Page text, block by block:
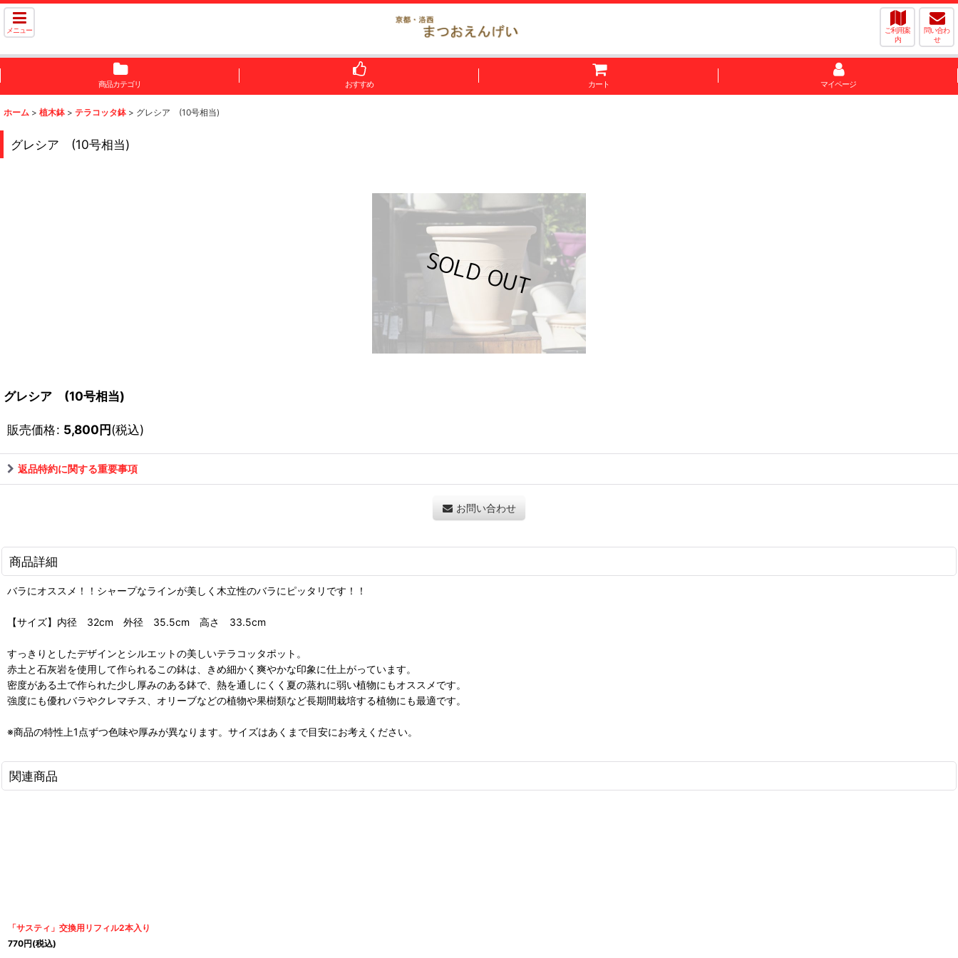
メニュー
ご利用案
内
問い合わ
せ
商品カテゴリ おすすめ カート マイページ
ホーム > 植木鉢 > テラコッタ鉢 > グレシア (10号相当)
グレシア (10号相当)
グレシア (10号相当)
販売価格: 5,800円(税込)
返品特約に関する重要事項
お問い合わせ
商品詳細
バラにオススメ！！シャープなラインが美しく木立性のバラにピッタリです！！
【サイズ】内径 32cm 外径 35.5cm 高さ 33.5cm
すっきりとしたデザインとシルエットの美しいテラコッタポット。
赤土と石灰岩を使用して作られるこの鉢は、きめ細かく爽やかな印象に仕上がっています。
密度がある土で作られた少し厚みのある鉢で、熱を通しにくく夏の蒸れに弱い植物にもオススメです。
強度にも優れバラやクレマチス、オリーブなどの植物や果樹類など長期間栽培する植物にも最適です。
※商品の特性上1点ずつ色味や厚みが異なります。サイズはあくまで目安にお考えください。
関連商品
「サスティ」交換用リフィル2本入り
770円(税込)